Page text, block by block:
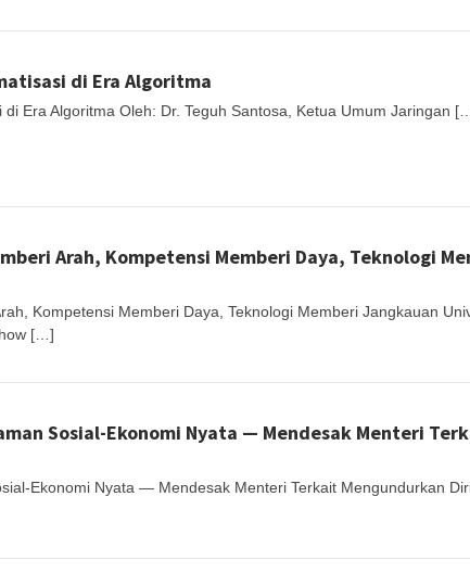
di Era Algoritma
Era Algoritma Oleh: Dr. Teguh Santosa, Ketua Umum Jaringan
Arah, Kompetensi Memberi Daya, Teknologi
Kompetensi Memberi Daya, Teknologi Memberi Jangkauan
[…]
Sosial-Ekonomi Nyata — Mendesak Menteri
Ekonomi Nyata — Mendesak Menteri Terkait Mengundurkan